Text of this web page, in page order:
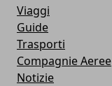
Viaggi
Guide
Trasporti
Compagnie Aeree
Notizie